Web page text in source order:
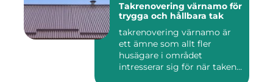
Takrenovering värnamo för
trygga och hållbara tak
takrenovering värnamo är
ett ämne som allt fler
husägare i området
intresserar sig för när taken